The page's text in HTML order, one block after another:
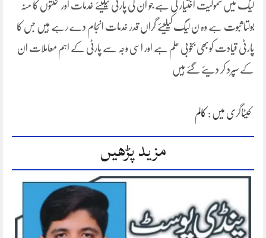
لیگ میں شمولیت اختیار کی ہے جو ان کی پارٹی کیلیئے خدمات اور محنتوں کا منہ
بولتا ثبوت ہے وہ ن لیگ کیلیئے گراں قدر خدمات انجام دے رہے ہیں جس کا
پارٹی قیادت کوبھی بخوبی علم ہے اور اسی وجہ سے پارٹی کے اہم معاملات ان
کے سپرد کر دیئے گئے ہیں
کیٹاگری میں : کالم
مزید پڑھیں